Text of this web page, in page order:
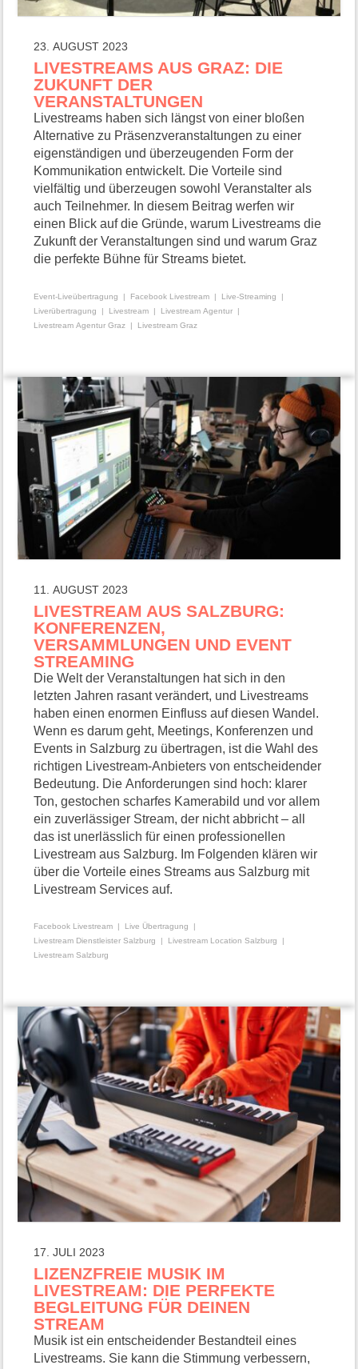
23. AUGUST 2023
LIVESTREAMS AUS GRAZ: DIE
ZUKUNFT DER
VERANSTALTUNGEN
Livestreams haben sich längst von einer bloßen
Alternative zu Präsenzveranstaltungen zu einer
eigenständigen und überzeugenden Form der
Kommunikation entwickelt. Die Vorteile sind
vielfältig und überzeugen sowohl Veranstalter als
auch Teilnehmer. In diesem Beitrag werfen wir
einen Blick auf die Gründe, warum Livestreams die
Zukunft der Veranstaltungen sind und warum Graz
die perfekte Bühne für Streams bietet.
Event-Liveübertragung Facebook Livestream
Live-Streaming
Liverübertragung
Livestream
Livestream Agentur
Livestream Agentur Graz
Livestream Graz
11. AUGUST 2023
LIVESTREAM AUS SALZBURG:
KONFERENZEN,
VERSAMMLUNGEN UND EVENT
STREAMING
Die Welt der Veranstaltungen hat sich in den
letzten Jahren rasant verändert, und Livestreams
haben einen enormen Einfluss auf diesen Wandel.
Wenn es darum geht, Meetings, Konferenzen und
Events in Salzburg zu übertragen, ist die Wahl des
richtigen Livestream-Anbieters von entscheidender
Bedeutung. Die Anforderungen sind hoch: klarer
Ton, gestochen scharfes Kamerabild und vor allem
ein zuverlässiger Stream, der nicht abbricht – all
das ist unerlässlich für einen professionellen
Livestream aus Salzburg. Im Folgenden klären wir
über die Vorteile eines Streams aus Salzburg mit
Livestream Services auf.
Facebook Livestream
Live Übertragung
Livestream Dienstleister Salzburg
Livestream Location Salzburg
Livestream Salzburg
17. JULI 2023
LIZENZFREIE MUSIK IM
LIVESTREAM: DIE PERFEKTE
BEGLEITUNG FÜR DEINEN
STREAM
Musik ist ein entscheidender Bestandteil eines
Livestreams. Sie kann die Stimmung verbessern,